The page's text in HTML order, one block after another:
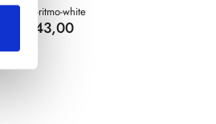
roller-ritmo-white
€ 243,00
excl.)